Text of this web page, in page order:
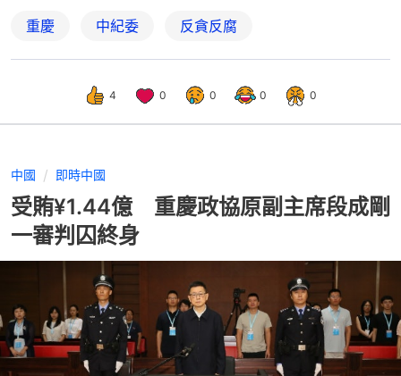
重慶 中紀委 反貪反腐
4 0 0 0 0
中國 即時中國
受賄¥1.44億 重慶政協原副主席段成剛
一審判囚終身